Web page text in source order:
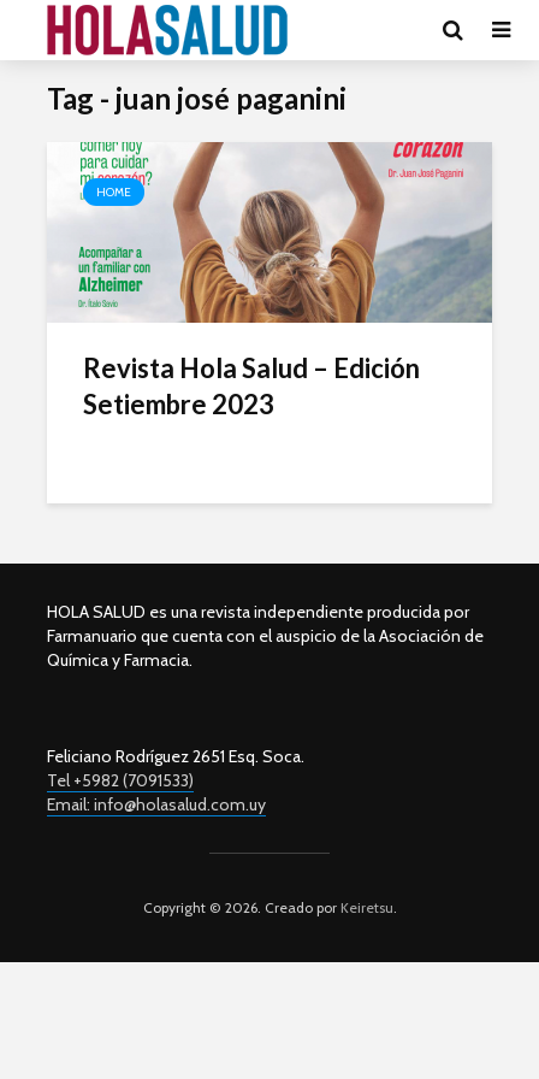
Tag - juan josé paganini
HOME
Revista Hola Salud – Edición
Setiembre 2023
HOLA SALUD es una revista independiente producida por
Farmanuario que cuenta con el auspicio de la Asociación de
Química y Farmacia.
Feliciano Rodríguez 2651 Esq. Soca.
Tel +5982 (7091533)
Email: info@holasalud.com.uy
Copyright © 2026. Creado porKeiretsu.